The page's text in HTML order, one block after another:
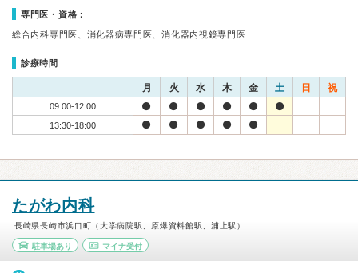
専門医・資格：
総合内科専門医、消化器病専門医、消化器内視鏡専門医
診療時間
月 火 水 木 金 土 日 祝
09:00-12:00
13:30-18:00
たがわ内科
長崎県長崎市浜口町（大学病院駅、原爆資料館駅、浦上駅）
駐車場あり マイナ受付